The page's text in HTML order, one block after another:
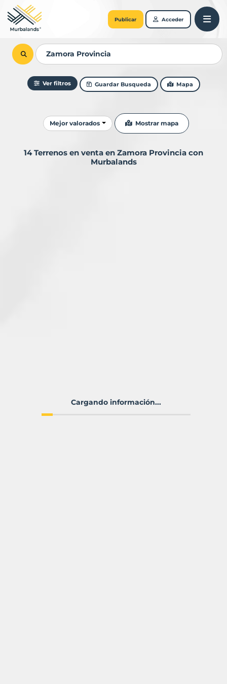
Publicar Acceder
Ver filtros Guardar Busqueda Mapa
Ordenar resultados
Mejor valorados Mostrar mapa
14 Terrenos en venta en Zamora Provincia con
Murbalands
Cargando información...